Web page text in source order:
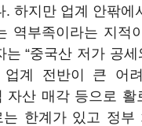
. 하지만 업계 안팎에
역부족이라는 지적
“중국산 저가 공세
업계 전반이 큰 어
자산 매각 등으로 활
한계가 있고 정부